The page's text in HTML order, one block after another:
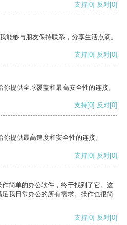
支持[0] 反对[0]
能够与朋友保持联系，分享生活点滴。
支持[0] 反对[0]
提供全球覆盖和最高安全性的连接。
支持[0] 反对[0]
提供最高速度和安全性的连接。
支持[0] 反对[0]
简单的办公软件，终于找到了它。这
我日常办公的所有需求。操作也很简
支持[0] 反对[0]